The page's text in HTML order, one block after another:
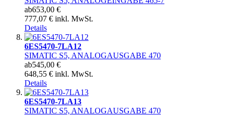
ab653,00 €
777,07 € inkl. MwSt.
Details
6ES5470-7LA12
SIMATIC S5, ANALOGAUSGABE 470
ab545,00 €
648,55 € inkl. MwSt.
Details
6ES5470-7LA13
SIMATIC S5, ANALOGAUSGABE 470